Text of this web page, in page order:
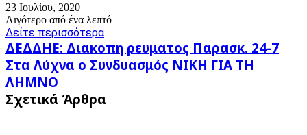
23 Ιουλίου, 2020
Λιγότερο από ένα λεπτό
Δείτε περισσότερα
ΔΕΔΔΗΕ:
Διακοπη
ρευματος
Παρασκ.
24-
ΔΕΔΔΗΕ: Διακοπη ρευματος Παρασκ. 24-7
Στα
Λύχνα
ο
Συνδυασμός
Στα Λύχνα ο Συνδυασμός ΝΙΚΗ ΓΙΑ ΤΗ
ΛΗΜΝΟ
Σχετικά Άρθρα